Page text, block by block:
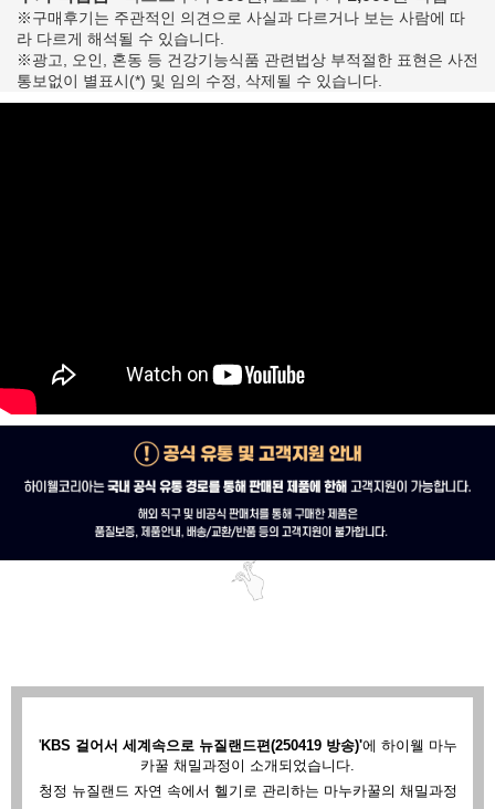
※구매후기는 주관적인 의견으로 사실과 다르거나 보는 사람에 따
라 다르게 해석될 수 있습니다.
※광고, 오인, 혼동 등 건강기능식품 관련법상 부적절한 표현은 사전
통보없이 별표시(*) 및 임의 수정, 삭제될 수 있습니다.
'KBS 걸어서 세계속으로 뉴질랜드편(250419 방송)'에 하이웰 마누
카꿀 채밀과정이 소개되었습니다.
청정 뉴질랜드 자연 속에서 헬기로 관리하는 마누카꿀의 채밀과정